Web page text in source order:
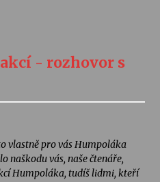
- rozhovor s
vlastně pro vás Humpoláka
naškodu vás, naše čtenáře,
Humpoláka, tudíš lidmi, kteří